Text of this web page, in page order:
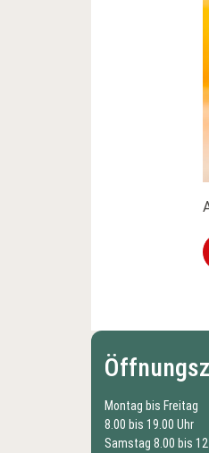
Montag bis Freitag
8.00 bis 19.00 Uhr
Samstag 8.00 bis